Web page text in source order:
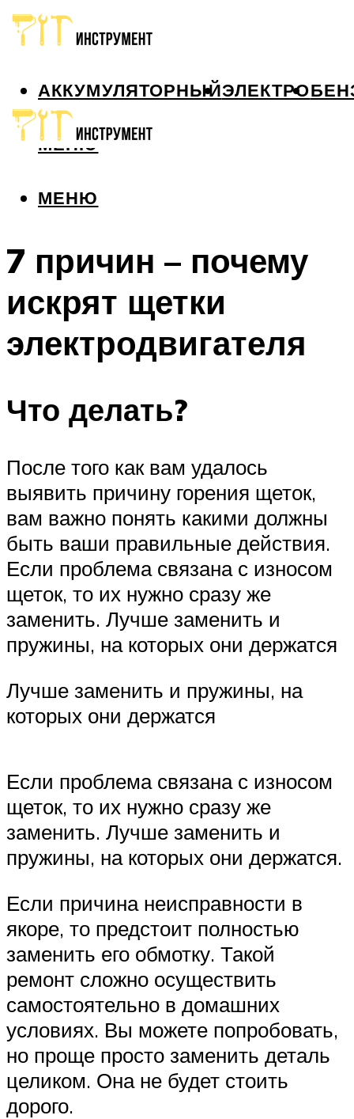
АККУМУЛЯТОРНЫЙЭЛЕКТРО
МЕНЮ
МЕНЮ
7 причин – почему
искрят щетки
электродвигателя
Что делать?
После того как вам удалось
выявить причину горения щеток,
вам важно понять какими должны
быть ваши правильные действия.
Если проблема связана с износом
щеток, то их нужно сразу же
заменить. Лучше заменить и
пружины, на которых они держатся
Лучше заменить и пружины, на
которых они держатся
Если проблема связана с износом
щеток, то их нужно сразу же
заменить. Лучше заменить и
пружины, на которых они держатся.
Если причина неисправности в
якоре, то предстоит полностью
заменить его обмотку. Такой
ремонт сложно осуществить
самостоятельно в домашних
условиях. Вы можете попробовать,
но проще просто заменить деталь
целиком. Она не будет стоить
дорого.